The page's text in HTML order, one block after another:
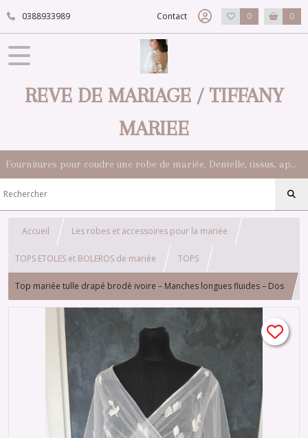
0388933989 Contact 0 0
REVE DE MARIAGE / TIFFANY
MARIEE
Fournitures pour coudre une robe de mariée. Dentelle, tissus, appliqués, galons, boutons. Robes et accessoires pour la mariée.
Accueil Les robes et accessoires pour la mariée
TOPS ETOLES et BOLEROS de mariée TOPS
Top mariée tulle drapé brodé ivoire – Manches longues fluides – Dos
V boutonné – Taille 44